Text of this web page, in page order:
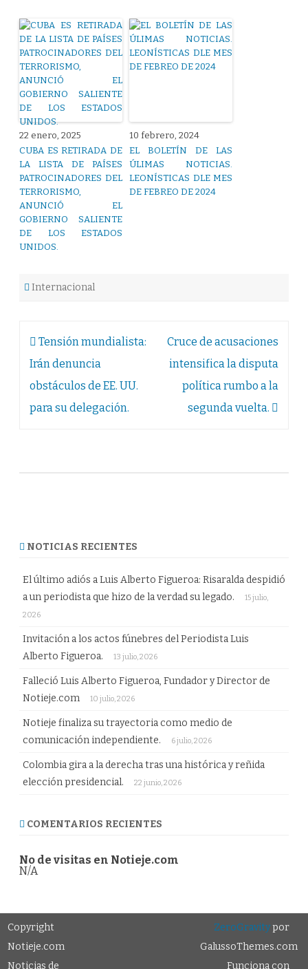
22 enero, 2025
CUBA ES RETIRADA DE
LA LISTA DE PAÍSES
PATROCINADORES DEL
TERRORISMO,
ANUNCIÓ EL
GOBIERNO SALIENTE
DE LOS ESTADOS
UNIDOS.
10 febrero, 2024
EL BOLETÍN DE LAS
ÚLIMAS NOTICIAS.
LEONÍSTICAS DLE MES
DE FEBREO DE 2024
Internacional
Navegación
de
entradas
Tensión mundialista:
Irán denuncia
obstáculos de EE. UU.
para su delegación.
Cruce de acusaciones
intensifica la disputa
política rumbo a la
segunda vuelta.
NOTICIAS RECIENTES
El último adiós a Luis Alberto Figueroa: Risaralda despidió
a un periodista que hizo de la verdad su legado.
15 julio,
2026
Invitación a los actos fúnebres del Periodista Luis
Alberto Figueroa.
13 julio, 2026
Falleció Luis Alberto Figueroa, Fundador y Director de
Notieje.com
10 julio, 2026
Notieje finaliza su trayectoria como medio de
comunicación independiente.
6 julio, 2026
Colombia gira a la derecha tras una histórica y reñida
elección presidencial.
22 junio, 2026
COMENTARIOS RECIENTES
No de visitas en Notieje.com
N/A
Copyright
Notieje.com
Noticias de
ZeroGravitypor
GalussoThemes.com
Funciona con